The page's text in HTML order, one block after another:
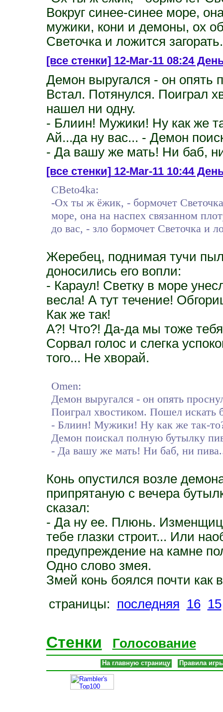
Вокруг синее-синее море,
мужики, кони и демоны, ох
Светочка и ложится загорать.
[все стенки]12-Mar-11 08:24
Демон выругался - он опять
Встал. Потянулся. Поиграл
нашел ни одну.
- Блиин! Мужики! Ну как же
Ай...да ну вас... - Демон
- Да вашу же мать! Ни баб,
[все стенки]12-Mar-11 10:44
CBeto4ka:
-Ох ты ж ёжик, - бормочет
море, она на наспех связанном
до вас, - зло бормочет Светочка и
Жеребец, поднимая тучи
доносились его вопли:
- Караул! Светку в море
весла! А тут течение!
Как же так!
А?! Что?! Да-да мы тоже
Сорвал голос и слегка
того... Не хворай.
Omen:
Демон выругался - он опять
Поиграл хвостиком. Пошел искать
- Блиин! Мужики! Ну как же так-
Демон поискал полную бутылку
- Да вашу же мать! Ни баб, ни
Конь опустился возле
припрятаную с вечера
сказал:
- Да ну ее. Плюнь.
тебе глазки строит... Или
предупреждение на камне
Одно слово змея.
Змей конь боялся почти как
страницы: последняя 16 15
Стенки Голосование
На главную страницу Правила